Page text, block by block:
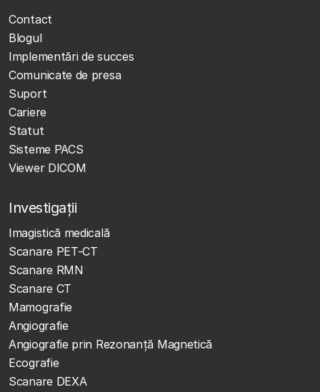
Contact
Blogul
Implementări de succes
Comunicate de presa
Suport
Cariere
Statut
Sisteme PACS
Viewer DICOM
Investigații
Imagistică medicală
Scanare PET-CT
Scanare RMN
Scanare CT
Mamografie
Angiografie
Angiografie prin Rezonanță Magnetică
Ecografie
Scanare DEXA